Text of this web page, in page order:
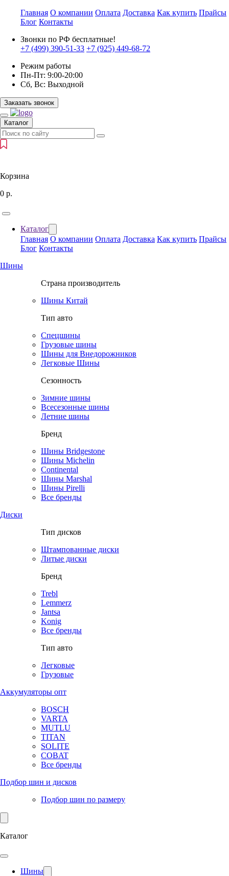
Главная О компании Оплата Доставка Как купить Прайсы
Блог Контакты
Звонки по РФ бесплатные!
+7 (499) 390-51-33 +7 (925) 449-68-72
Режим работы
Пн-Пт: 9:00-20:00
Сб, Вс: Выходной
Заказать звонок
Каталог
Корзина
0 р.
Каталог
Главная О компании Оплата Доставка Как купить Прайсы
Блог Контакты
Шины
Страна производитель
Шины Китай
Тип авто
Спецшины
Грузовые шины
Шины для Внедорожников
Легковые Шины
Сезонность
Зимние шины
Всесезонные шины
Летние шины
Бренд
Шины Bridgestone
Шины Michelin
Continental
Шины Marshal
Шины Pirelli
Все бренды
Диски
Тип дисков
Штампованные диски
Литые диски
Бренд
Trebl
Lemmerz
Jantsa
Konig
Все бренды
Тип авто
Легковые
Грузовые
Аккумуляторы опт
BOSCH
VARTA
MUTLU
TITAN
SOLITE
COBAT
Все бренды
Подбор шин и дисков
Подбор шин по размеру
Каталог
Шины